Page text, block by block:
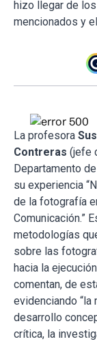
hizo llegar de
mencionados y
La profesora
Contreras (jefe
Departamento
su experiencia
de la fotografía
Comunicación.”
metodologías
sobre las
hacia la
comentan, de
evidenciando “la
desarrollo
crítica, la